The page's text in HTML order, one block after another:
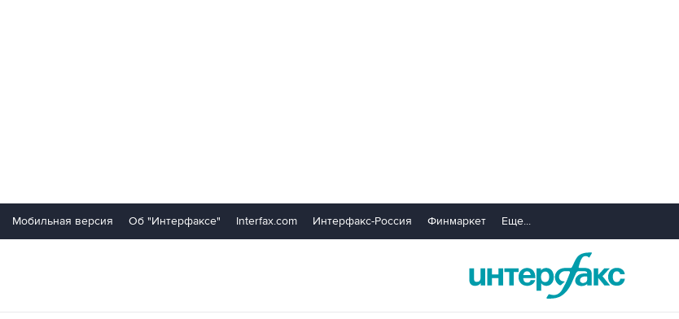
Мобильная версия Об "Интерфаксе" Interfax.com Интерфакс-Россия Финмаркет Еще...